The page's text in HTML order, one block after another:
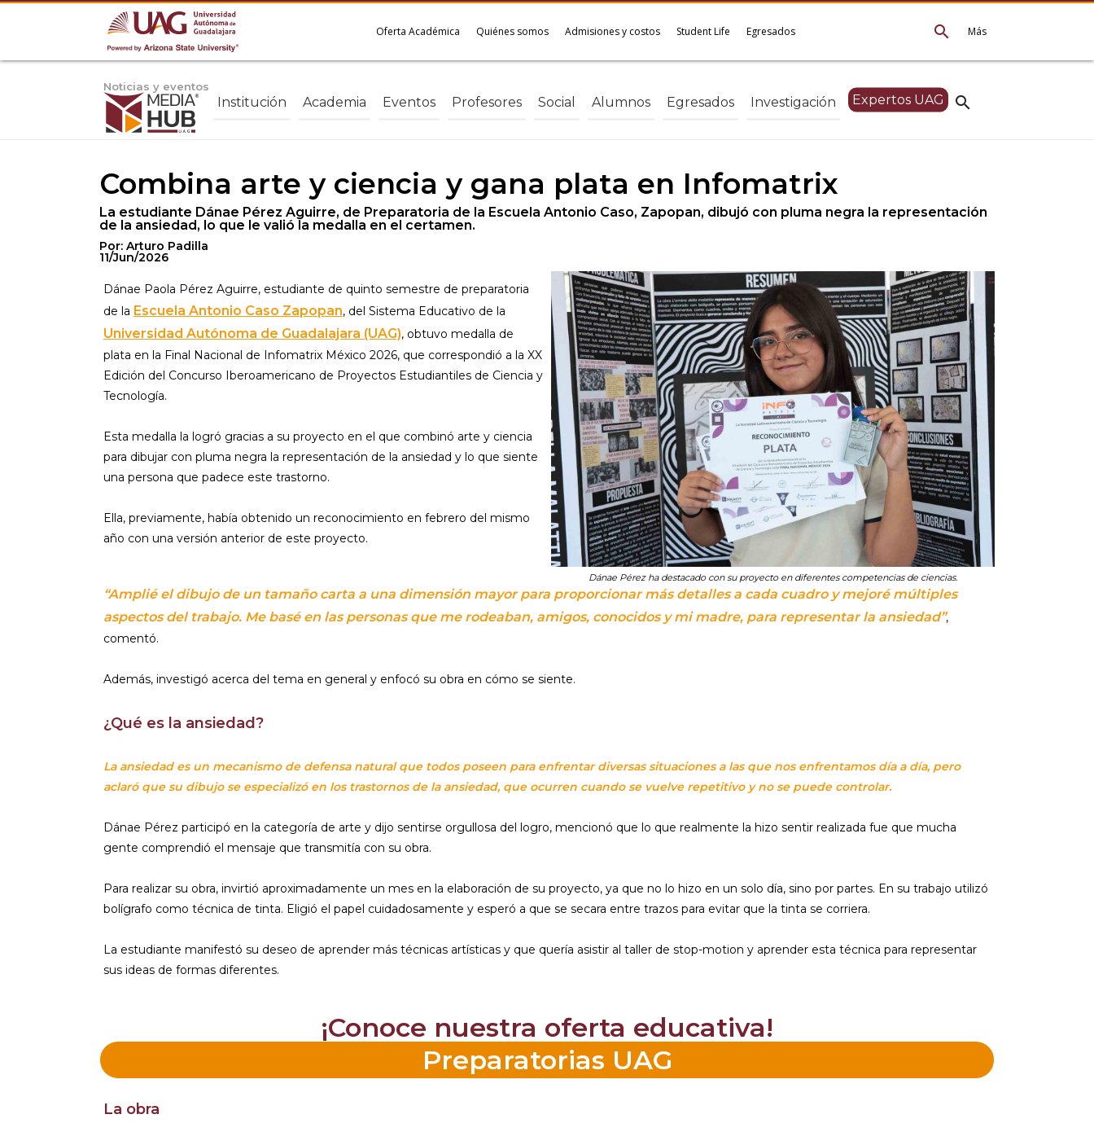
Más
search
Oferta Académica Quiénes somos Admisiones y costos Student Life Egresados
Noticias y eventos
search
Institución Academia Eventos Profesores Social Alumnos Egresados Investigación Expertos UAG
Combina arte y ciencia y gana plata en Infomatrix
La estudiante Dánae Pérez Aguirre, de Preparatoria de la Escuela Antonio Caso, Zapopan, dibujó con pluma negra la representación
de la ansiedad, lo que le valió la medalla en el certamen.
Por: Arturo Padilla
11/Jun/2026
Dánae Paola Pérez Aguirre, estudiante de quinto semestre de preparatoria
de la Escuela Antonio Caso Zapopan, del Sistema Educativo de la
Universidad Autónoma de Guadalajara (UAG), obtuvo medalla de
plata en la Final Nacional de Infomatrix México 2026, que correspondió a la XX
Edición del Concurso Iberoamericano de Proyectos Estudiantiles de Ciencia y
Tecnología.
Esta medalla la logró gracias a su proyecto en el que combinó arte y ciencia
para dibujar con pluma negra la representación de la ansiedad y lo que siente
una persona que padece este trastorno.
Ella, previamente, había obtenido un reconocimiento en febrero del mismo
año con una versión anterior de este proyecto.
Dánae Pérez ha destacado con su proyecto en diferentes competencias de ciencias.
“Amplié el dibujo de un tamaño carta a una dimensión mayor para proporcionar más detalles a cada cuadro y mejoré múltiples
aspectos del trabajo. Me basé en las personas que me rodeaban, amigos, conocidos y mi madre, para representar la ansiedad”,
comentó.
Además, investigó acerca del tema en general y enfocó su obra en cómo se siente.
¿Qué es la ansiedad?
La ansiedad es un mecanismo de defensa natural que todos poseen para enfrentar diversas situaciones a las que nos enfrentamos día a día, pero
aclaró que su dibujo se especializó en los trastornos de la ansiedad, que ocurren cuando se vuelve repetitivo y no se puede controlar.
Dánae Pérez participó en la categoría de arte y dijo sentirse orgullosa del logro, mencionó que lo que realmente la hizo sentir realizada fue que mucha
gente comprendió el mensaje que transmitía con su obra.
Para realizar su obra, invirtió aproximadamente un mes en la elaboración de su proyecto, ya que no lo hizo en un solo día, sino por partes. En su trabajo utilizó
bolígrafo como técnica de tinta. Eligió el papel cuidadosamente y esperó a que se secara entre trazos para evitar que la tinta se corriera.
La estudiante manifestó su deseo de aprender más técnicas artísticas y que quería asistir al taller de stop-motion y aprender esta técnica para representar
sus ideas de formas diferentes.
¡Conoce nuestra oferta educativa!
Preparatorias UAG
La obra